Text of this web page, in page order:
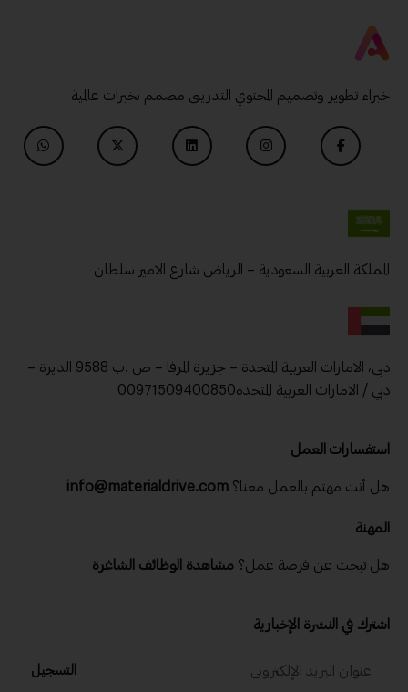
خبراء تطوير وتصميم المحتوي التدريبى مصمم بخبرات عالمية
المملكة العربية السعودية – الرياض شارع الامير سلطان
دبي، الامارات العربية المتحدة – جزيرة المرفا – ص .ب 9588 الديرة –
دبي / الامارات العربية المتحدة00971509400850
استفسارات العمل
هل أنت مهتم بالعمل معنا؟ info@materialdrive.com
المهنة
هل تبحث عن فرصة عمل؟ مشاهدة الوظائف الشاغرة
اشترك في النشرة الإخبارية
التسجيل